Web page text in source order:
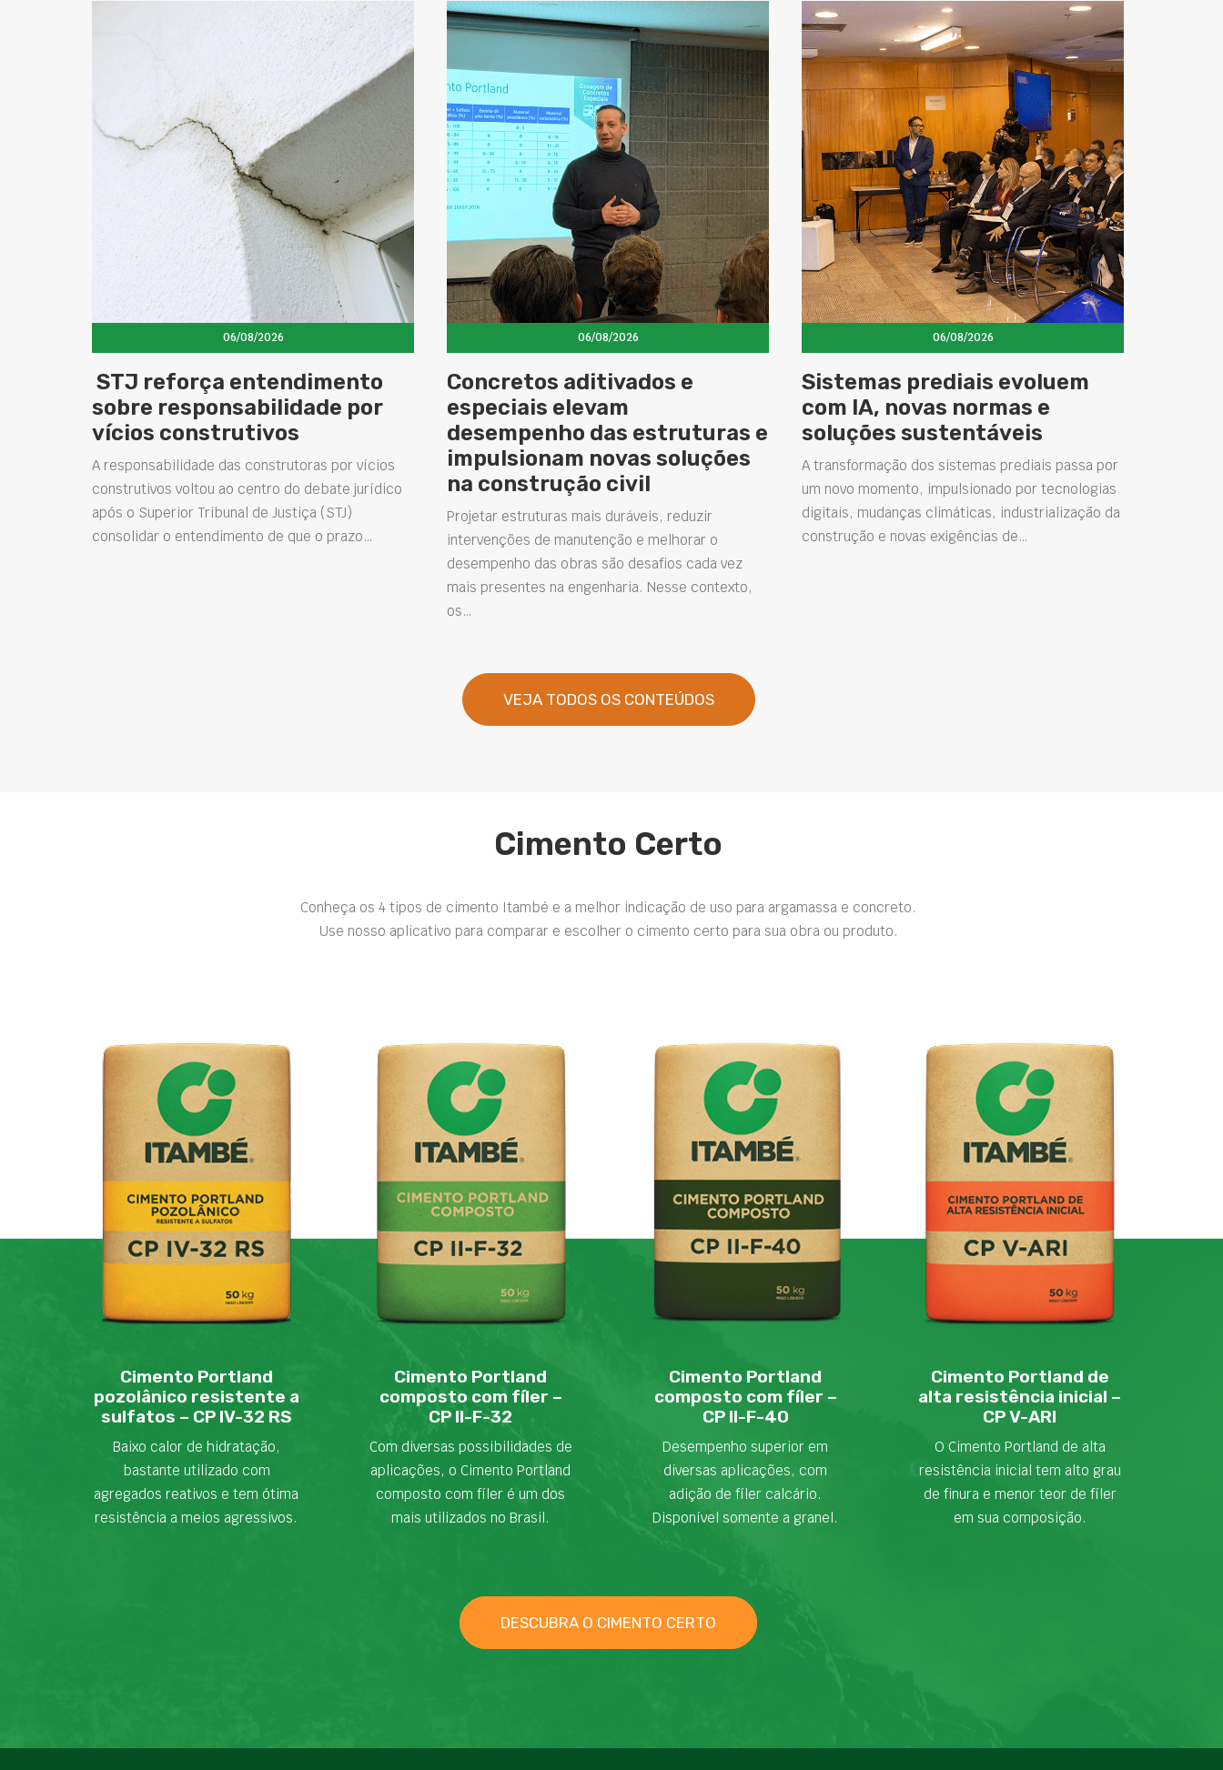
06/08/2026
STJ reforça entendimento
sobre responsabilidade por
vícios construtivos
A responsabilidade das construtoras por vícios
construtivos voltou ao centro do debate jurídico
após o Superior Tribunal de Justiça (STJ)
consolidar o entendimento de que o prazo…
06/08/2026
Concretos aditivados e
especiais elevam
desempenho das estruturas e
impulsionam novas soluções
na construção civil
Projetar estruturas mais duráveis, reduzir
intervenções de manutenção e melhorar o
desempenho das obras são desafios cada vez
mais presentes na engenharia. Nesse contexto,
os…
06/08/2026
Sistemas prediais evoluem
com IA, novas normas e
soluções sustentáveis
A transformação dos sistemas prediais passa por
um novo momento, impulsionado por tecnologias
digitais, mudanças climáticas, industrialização da
construção e novas exigências de…
VEJA TODOS OS CONTEÚDOS
Cimento Certo
Conheça os 4 tipos de cimento Itambé e a melhor indicação de uso para argamassa e concreto.
Use nosso aplicativo para comparar e escolher o cimento certo para sua obra ou produto.
Cimento Portland
pozolânico resistente a
sulfatos – CP IV-32 RS
Baixo calor de hidratação,
bastante utilizado com
agregados reativos e tem ótima
resistência a meios agressivos.
Cimento Portland
composto com fíler –
CP II-F-32
Com diversas possibilidades de
aplicações, o Cimento Portland
composto com fíler é um dos
mais utilizados no Brasil.
Cimento Portland
composto com fíler –
CP II-F-40
Desempenho superior em
diversas aplicações, com
adição de fíler calcário.
Disponível somente a granel.
Cimento Portland de
alta resistência inicial –
CP V-ARI
O Cimento Portland de alta
resistência inicial tem alto grau
de finura e menor teor de fíler
em sua composição.
DESCUBRA O CIMENTO CERTO